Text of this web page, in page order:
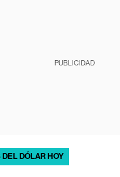
PUBLICIDAD
DÓLAR HOY